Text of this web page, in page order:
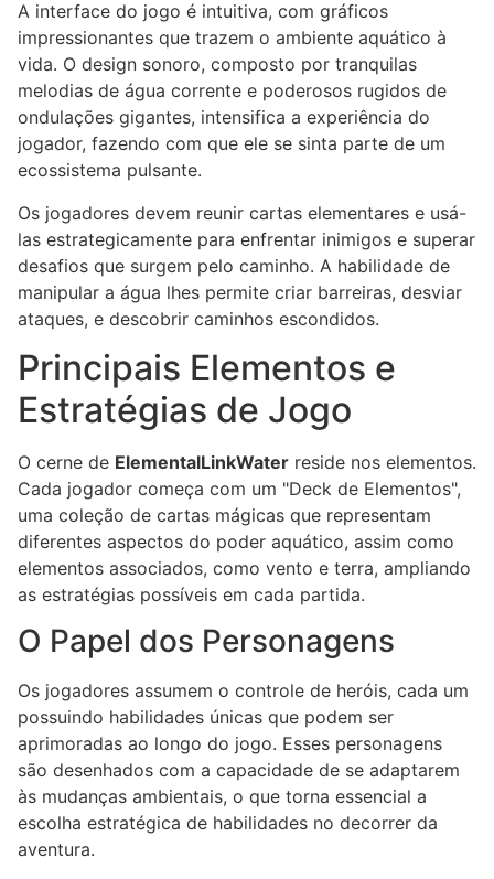
A interface do jogo é intuitiva, com gráficos
impressionantes que trazem o ambiente aquático à
vida. O design sonoro, composto por tranquilas
melodias de água corrente e poderosos rugidos de
ondulações gigantes, intensifica a experiência do
jogador, fazendo com que ele se sinta parte de um
ecossistema pulsante.
Os jogadores devem reunir cartas elementares e usá-
las estrategicamente para enfrentar inimigos e superar
desafios que surgem pelo caminho. A habilidade de
manipular a água lhes permite criar barreiras, desviar
ataques, e descobrir caminhos escondidos.
Principais Elementos e
Estratégias de Jogo
O cerne de ElementalLinkWater reside nos elementos.
Cada jogador começa com um "Deck de Elementos",
uma coleção de cartas mágicas que representam
diferentes aspectos do poder aquático, assim como
elementos associados, como vento e terra, ampliando
as estratégias possíveis em cada partida.
O Papel dos Personagens
Os jogadores assumem o controle de heróis, cada um
possuindo habilidades únicas que podem ser
aprimoradas ao longo do jogo. Esses personagens
são desenhados com a capacidade de se adaptarem
às mudanças ambientais, o que torna essencial a
escolha estratégica de habilidades no decorrer da
aventura.